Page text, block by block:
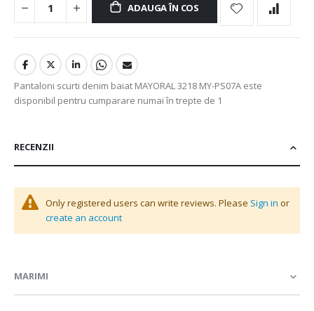
ADAUGA ÎN COS
Pantaloni scurti denim baiat MAYORAL 3218 MY-PS07A este
disponibil pentru cumparare numai în trepte de 1
RECENZII
Only registered users can write reviews. Please Sign in or
create an account
MARIMI